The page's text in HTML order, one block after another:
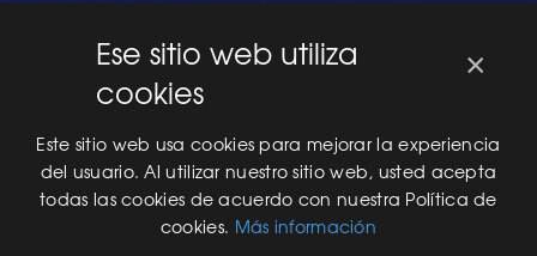
EMPEZANDO
Nuevo en GLI
Nuevo Software
Una Nueva Máquina
Modificaciones al Software
Modificaciones al Hardware
×
Ese sitio web utiliza
cookies
Este sitio web usa cookies para mejorar la experiencia
del usuario. Al utilizar nuestro sitio web, usted acepta
todas las cookies de acuerdo con nuestra Política de
cookies. Más información